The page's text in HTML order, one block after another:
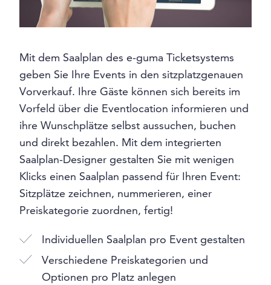
Mit dem Saalplan des e-guma Ticketsystems
geben Sie Ihre Events in den sitzplatzgenauen
Vorverkauf. Ihre Gäste können sich bereits im
Vorfeld über die Eventlocation informieren und
ihre Wunschplätze selbst aussuchen, buchen
und direkt bezahlen. Mit dem integrierten
Saalplan-Designer gestalten Sie mit wenigen
Klicks einen Saalplan passend für Ihren Event:
Sitzplätze zeichnen, nummerieren, einer
Preiskategorie zuordnen, fertig!
Individuellen Saalplan pro Event gestalten
Verschiedene Preiskategorien und
Optionen pro Platz anlegen